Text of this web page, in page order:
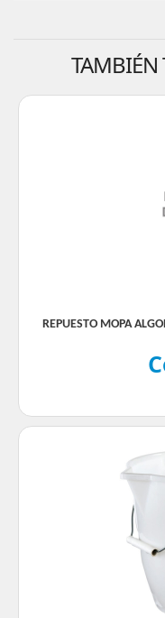
TAMBIÉN
REPUESTO MOPA